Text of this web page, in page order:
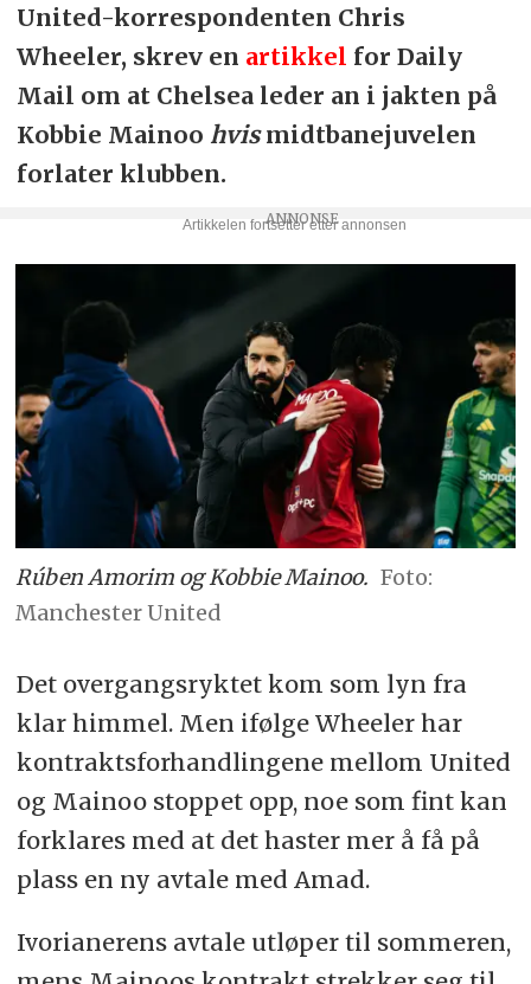
United-korrespondenten Chris
Wheeler, skrev en artikkel for Daily
Mail om at Chelsea leder an i jakten på
Kobbie Mainoo hvismidtbanejuvelen
forlater klubben.
Rúben Amorim og Kobbie Mainoo.
Manchester United
Det overgangsryktet kom som lyn fra
klar himmel. Men ifølge Wheeler har
kontraktsforhandlingene mellom United
og Mainoo stoppet opp, noe som fint kan
forklares med at det haster mer å få på
plass en ny avtale med Amad.
Ivorianerens avtale utløper til sommeren,